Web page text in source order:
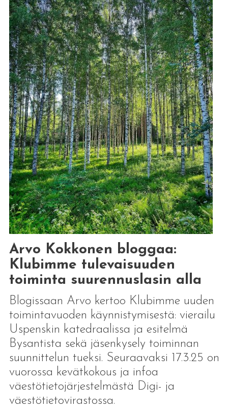
Arvo Kokkonen bloggaa:
Klubimme tulevaisuuden
toiminta suurennuslasin alla
Blogissaan Arvo kertoo Klubimme uuden
toimintavuoden käynnistymisestä: vierailu
Uspenskin katedraalissa ja esitelmä
Bysantista sekä jäsenkysely toiminnan
suunnittelun tueksi. Seuraavaksi 17.3.25 on
vuorossa kevätkokous ja infoa
väestötietojärjestelmästä Digi- ja
väestötietovirastossa.